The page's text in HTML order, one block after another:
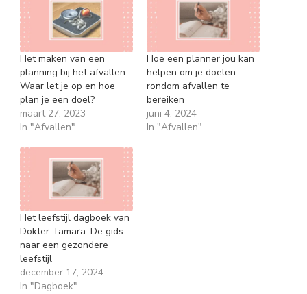
Het maken van een
planning bij het afvallen.
Waar let je op en hoe
plan je een doel?
maart 27, 2023
In "Afvallen"
Hoe een planner jou kan
helpen om je doelen
rondom afvallen te
bereiken
juni 4, 2024
In "Afvallen"
Het leefstijl dagboek van
Dokter Tamara: De gids
naar een gezondere
leefstijl
december 17, 2024
In "Dagboek"